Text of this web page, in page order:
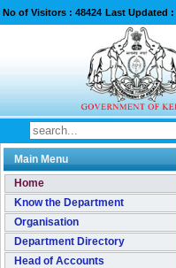
No of Visitors : 48424 Last Updated :
Main Menu
Home
Know the Department
Organisation
Department Directory
Head of Accounts